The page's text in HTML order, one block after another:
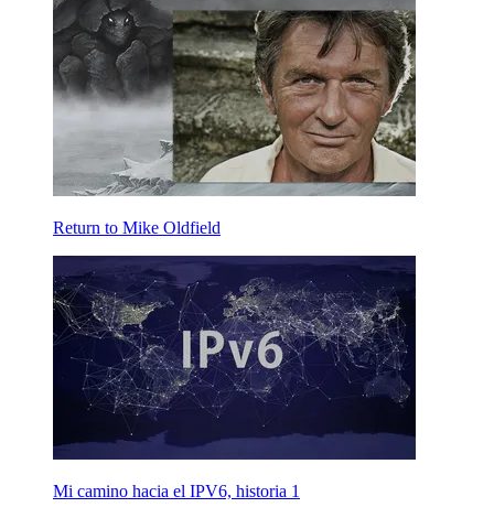
Return to Mike Oldfield
Mi camino hacia el IPV6, historia 1